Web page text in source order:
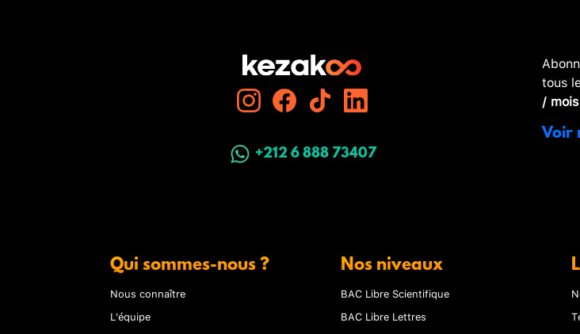
+212 6 888 73407
tous
/ mois
Voir
Qui sommes-nous ?
Nous connaître
L'équipe
Nos niveaux
BAC Libre Scientifique
BAC Libre Lettres